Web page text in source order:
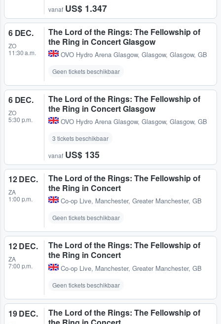
vanaf US$ 1.347
6 DEC.
ZO
11:30 a.m.
The Lord of the Rings: The Fellowship of
the Ring in Concert Glasgow
OVO Hydro Arena Glasgow, Glasgow, Glasgow, GB
Geen tickets beschikbaar
6 DEC.
ZO
5:30 p.m.
The Lord of the Rings: The Fellowship of
the Ring in Concert Glasgow
OVO Hydro Arena Glasgow, Glasgow, Glasgow, GB
3 tickets beschikbaar
vanaf US$ 135
12 DEC.
ZA
1:00 p.m.
The Lord of the Rings: The Fellowship of
the Ring in Concert
Co-op Live, Manchester, Greater Manchester, GB
Geen tickets beschikbaar
12 DEC.
ZA
7:00 p.m.
The Lord of the Rings: The Fellowship of
the Ring in Concert
Co-op Live, Manchester, Greater Manchester, GB
Geen tickets beschikbaar
19 DEC.
The Lord of the Rings: The Fellowship of